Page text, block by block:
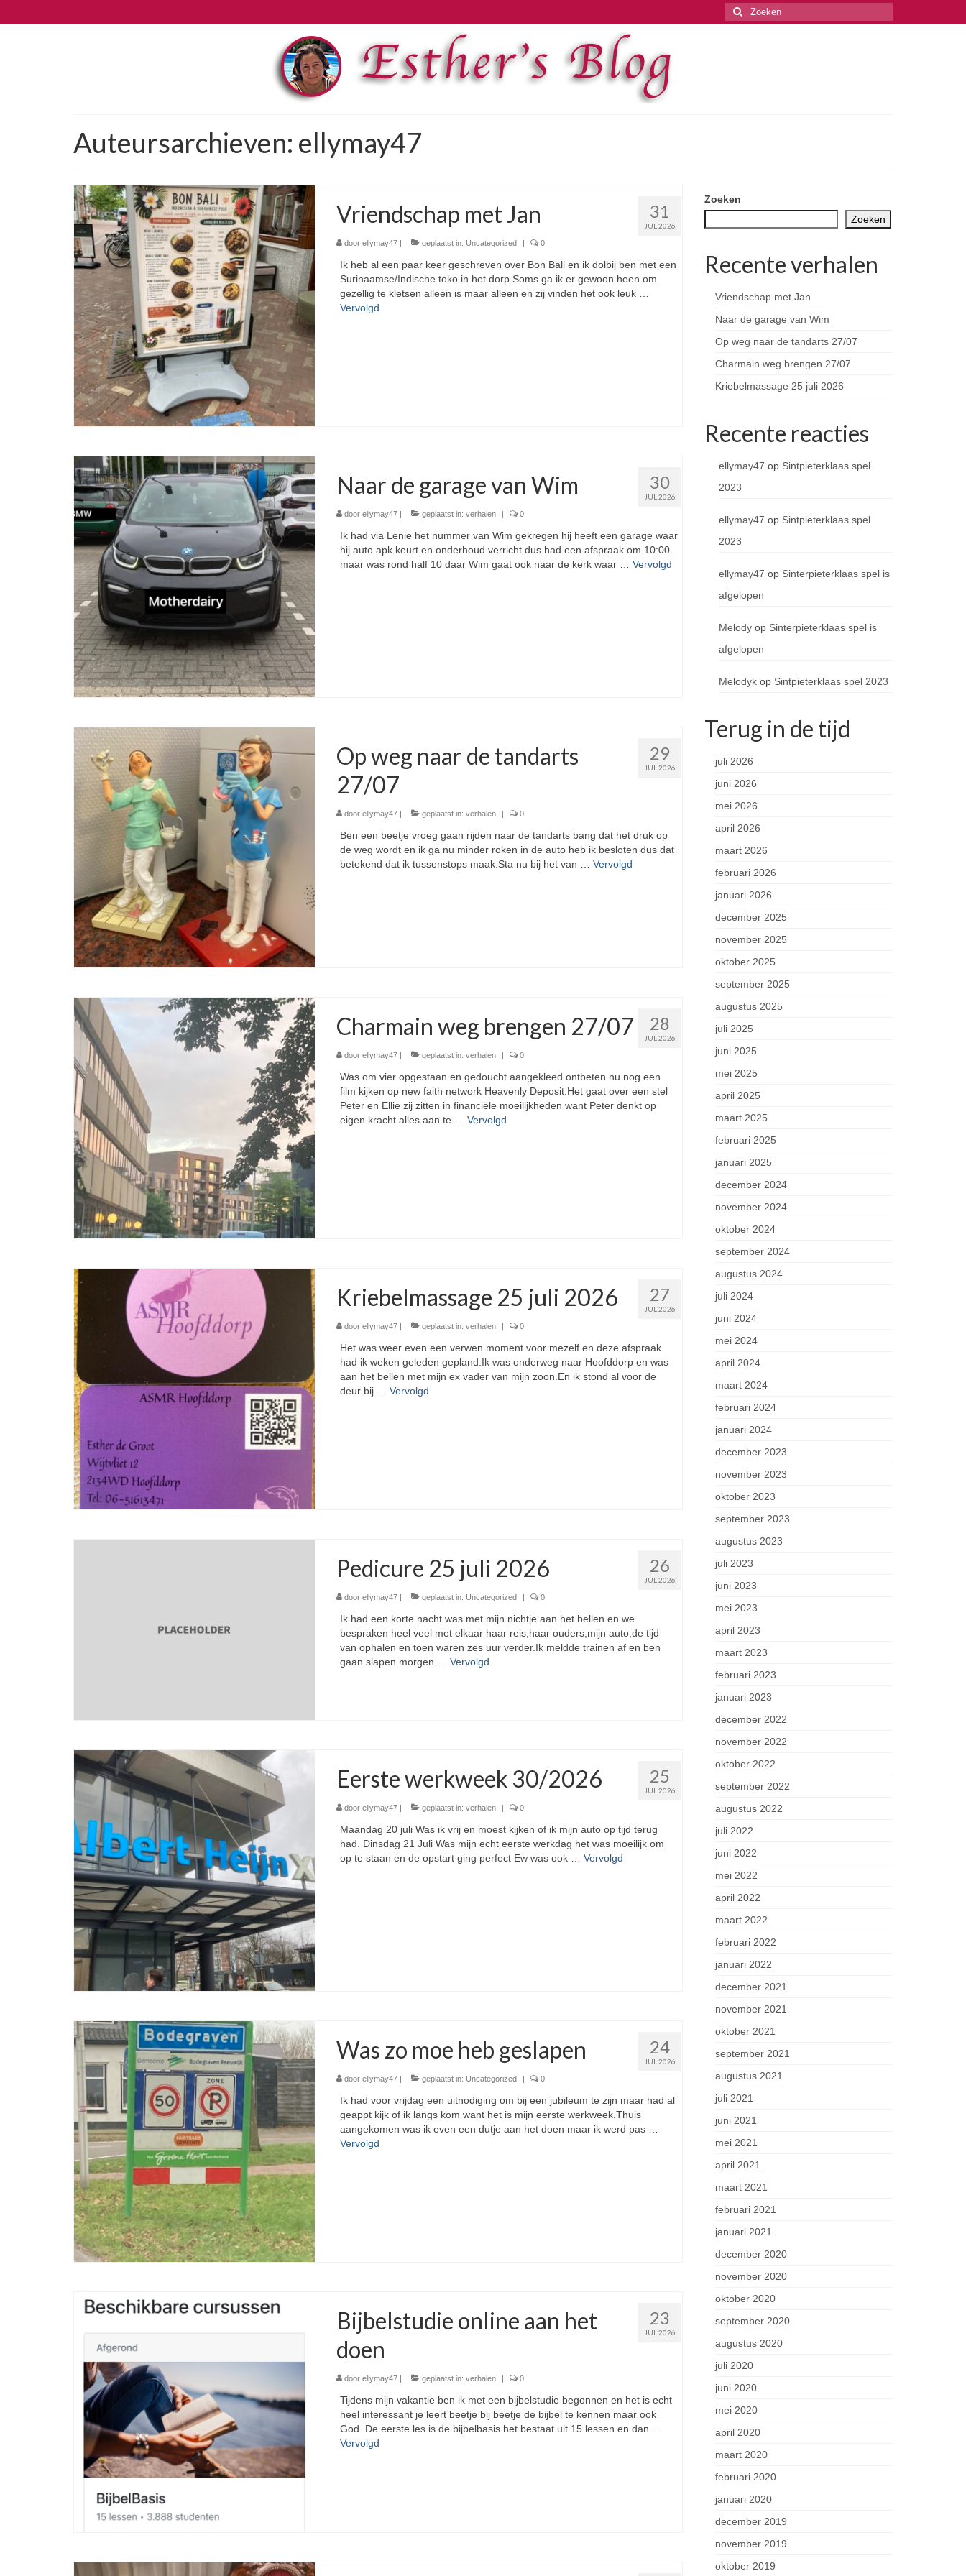
Zoeken
naar:
Auteursarchieven: ellymay47
31
JUL 2026
Vriendschap met Jan
door ellymay47| geplaatst in: Uncategorized | 0
Ik heb al een paar keer geschreven over Bon Bali en ik dolbij ben met een
Surinaamse/Indische toko in het dorp.Soms ga ik er gewoon heen om
gezellig te kletsen alleen is maar alleen en zij vinden het ook leuk …
Vervolgd
30
JUL 2026
Naar de garage van Wim
door ellymay47| geplaatst in: verhalen | 0
Ik had via Lenie het nummer van Wim gekregen hij heeft een garage waar
hij auto apk keurt en onderhoud verricht dus had een afspraak om 10:00
maar was rond half 10 daar Wim gaat ook naar de kerk waar … Vervolgd
29
JUL 2026
Op weg naar de tandarts
27/07
door ellymay47| geplaatst in: verhalen | 0
Ben een beetje vroeg gaan rijden naar de tandarts bang dat het druk op
de weg wordt en ik ga nu minder roken in de auto heb ik besloten dus dat
betekend dat ik tussenstops maak.Sta nu bij het van … Vervolgd
28
JUL 2026
Charmain weg brengen 27/07
door ellymay47| geplaatst in: verhalen 0
Was om vier opgestaan en gedoucht aangekleed ontbeten nu nog een
film kijken op new faith network Heavenly Deposit.Het gaat over een stel
Peter en Ellie zij zitten in financiële moeilijkheden want Peter denkt op
eigen kracht alles aan te … Vervolgd
27
JUL 2026
Kriebelmassage 25 juli 2026
door ellymay47| geplaatst in: verhalen | 0
Het was weer even een verwen moment voor mezelf en deze afspraak
had ik weken geleden gepland.Ik was onderweg naar Hoofddorp en was
aan het bellen met mijn ex vader van mijn zoon.En ik stond al voor de
deur bij … Vervolgd
26
JUL 2026
Pedicure 25 juli 2026
door ellymay47| geplaatst in: Uncategorized | 0
Ik had een korte nacht was met mijn nichtje aan het bellen en we
bespraken heel veel met elkaar haar reis,haar ouders,mijn auto,de tijd
van ophalen en toen waren zes uur verder.Ik meldde trainen af en ben
gaan slapen morgen … Vervolgd
25
JUL 2026
Eerste werkweek 30/2026
door ellymay47| geplaatst in: verhalen | 0
Maandag 20 juli Was ik vrij en moest kijken of ik mijn auto op tijd terug
had. Dinsdag 21 Juli Was mijn echt eerste werkdag het was moeilijk om
op te staan en de opstart ging perfect Ew was ook … Vervolgd
24
JUL 2026
Was zo moe heb geslapen
door ellymay47| geplaatst in: Uncategorized | 0
Ik had voor vrijdag een uitnodiging om bij een jubileum te zijn maar had al
geappt kijk of ik langs kom want het is mijn eerste werkweek.Thuis
aangekomen was ik even een dutje aan het doen maar ik werd pas …
Vervolgd
23
JUL 2026
Bijbelstudie online aan het
doen
door ellymay47| geplaatst in: verhalen | 0
Tijdens mijn vakantie ben ik met een bijbelstudie begonnen en het is echt
heel interessant je leert beetje bij beetje de bijbel te kennen maar ook
God. De eerste les is de bijbelbasis het bestaat uit 15 lessen en dan …
Vervolgd
Zoeken
Zoeken
Recente verhalen
Vriendschap met Jan
Naar de garage van Wim
Op weg naar de tandarts 27/07
Charmain weg brengen 27/07
Kriebelmassage 25 juli 2026
Recente reacties
ellymay47 op Sintpieterklaas spel
2023
ellymay47 op Sintpieterklaas spel
2023
ellymay47 op Sinterpieterklaas spel is
afgelopen
Melodyop Sinterpieterklaas spel is
afgelopen
Melodykop Sintpieterklaas spel 2023
Terug in de tijd
juli 2026
juni 2026
mei 2026
april 2026
maart 2026
februari 2026
januari 2026
december 2025
november 2025
oktober 2025
september 2025
augustus 2025
juli 2025
juni 2025
mei 2025
april 2025
maart 2025
februari 2025
januari 2025
december 2024
november 2024
oktober 2024
september 2024
augustus 2024
juli 2024
juni 2024
mei 2024
april 2024
maart 2024
februari 2024
januari 2024
december 2023
november 2023
oktober 2023
september 2023
augustus 2023
juli 2023
juni 2023
mei 2023
april 2023
maart 2023
februari 2023
januari 2023
december 2022
november 2022
oktober 2022
september 2022
augustus 2022
juli 2022
juni 2022
mei 2022
april 2022
maart 2022
februari 2022
januari 2022
december 2021
november 2021
oktober 2021
september 2021
augustus 2021
juli 2021
juni 2021
mei 2021
april 2021
maart 2021
februari 2021
januari 2021
december 2020
november 2020
oktober 2020
september 2020
augustus 2020
juli 2020
juni 2020
mei 2020
april 2020
maart 2020
februari 2020
januari 2020
december 2019
november 2019
oktober 2019